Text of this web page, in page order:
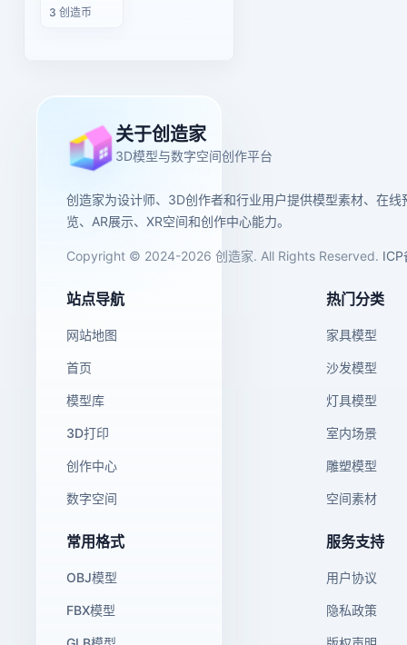
3 创造币
关于创造家
3D模型与数字空间创作平台
创造家为设计师、3D创作者和行业用户提供模型素材、在线
览、AR展示、XR空间和创作中心能力。
Copyright © 2024-2026 创造家. All Rights Reserved. ICP
站点导航
网站地图
首页
模型库
3D打印
创作中心
数字空间
热门分类
家具模型
沙发模型
灯具模型
室内场景
雕塑模型
空间素材
常用格式
OBJ模型
FBX模型
服务支持
用户协议
隐私政策